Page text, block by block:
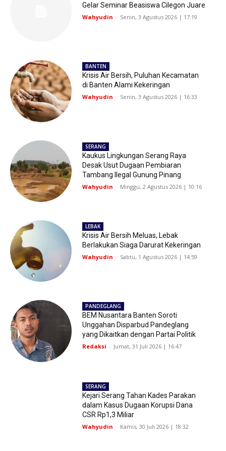
Gelar Seminar Beasiswa Cilegon Juare
Wahyudin - Senin, 3 Agustus 2026 | 17:19
BANTEN
Krisis Air Bersih, Puluhan Kecamatan
di Banten Alami Kekeringan
Wahyudin - Senin, 3 Agustus 2026 | 16:33
SERANG
Kaukus Lingkungan Serang Raya
Desak Usut Dugaan Pembiaran
Tambang Ilegal Gunung Pinang
Wahyudin - Minggu, 2 Agustus 2026 | 10:16
LEBAK
Krisis Air Bersih Meluas, Lebak
Berlakukan Siaga Darurat Kekeringan
Wahyudin - Sabtu, 1 Agustus 2026 | 14:59
PANDEGLANG
BEM Nusantara Banten Soroti
Unggahan Disparbud Pandeglang
yang Dikaitkan dengan Partai Politik
Redaksi - Jumat, 31 Juli 2026 | 16:47
SERANG
Kejari Serang Tahan Kades Parakan
dalam Kasus Dugaan Korupsi Dana
CSR Rp1,3 Miliar
Wahyudin - Kamis, 30 Juli 2026 | 18:32